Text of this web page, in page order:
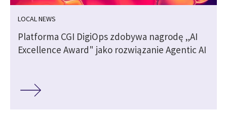
LOCAL NEWS
Platforma CGI DigiOps zdobywa nagrodę „AI
Excellence Award" jako rozwiązanie Agentic AI